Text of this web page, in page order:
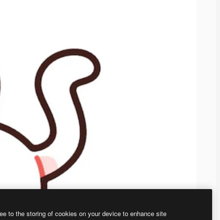
to the storing of cookies on your device to enhance site